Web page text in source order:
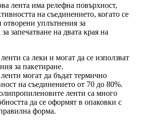
лента има релефна повърхност,
на съединението, когато се
уплътнения за
запечатване на двата края на
са леки и могат да се използват
за пакетиране.
могат да бъдат термично
на съединението от 70 до 80%.
ленти са много
да се оформят в опаковки с
форма.